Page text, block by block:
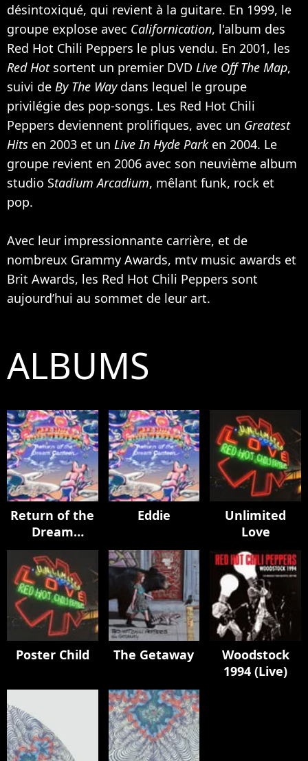
désintoxiqué, qui revient à la guitare. En 1999, le
groupe explose avec Californication, l'album des
Red Hot Chili Peppers le plus vendu. En 2001, les
Red Hot sortent un premier DVD Live Off The Map,
suivi de By The Way dans lequel le groupe
privilégie des pop-songs. Les Red Hot Chili
Peppers deviennent prolifiques, avec un Greatest
Hits en 2003 et un Live In Hyde Park en 2004. Le
groupe revient en 2006 avec son neuvième album
studio Stadium Arcadium, mêlant funk, rock et
pop.
Avec leur impressionnante carrière, et de
nombreux Grammy Awards, mtv music awards et
Brit Awards, les Red Hot Chili Peppers sont
aujourd’hui au sommet de leur art.
ALBUMS
Return of the
Dream
Canteen
Eddie
Unlimited
Love
Poster Child The Getaway
Woodstock
1994 (Live)